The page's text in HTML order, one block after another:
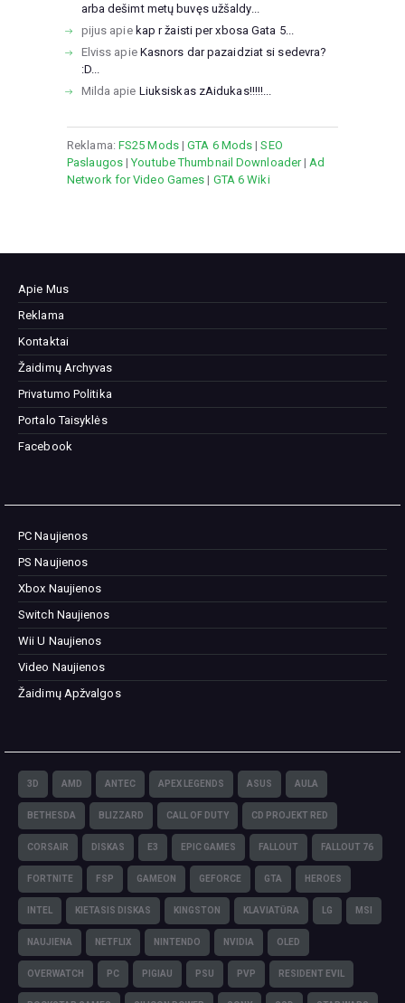
arba dešimt metų buvęs užšaldy...
pijus apie kap r žaisti per xbosa Gata 5...
Elviss apie Kasnors dar pazaidziat si sedevra?
:D...
Milda apie Liuksiskas zAidukas!!!!!...
Reklama: FS25 Mods|GTA 6 Mods |SEO
Paslaugos|Youtube Thumbnail Downloader|Ad
Network for Video Games | GTA 6 Wiki
Apie Mus
Reklama
Kontaktai
Žaidimų Archyvas
Privatumo Politika
Portalo Taisyklės
Facebook
PC Naujienos
PS Naujienos
Xbox Naujienos
Switch Naujienos
Wii U Naujienos
Video Naujienos
Žaidimų Apžvalgos
3D AMD ANTEC APEX LEGENDS ASUS AULA
BETHESDA BLIZZARD CALL OF DUTY CD PROJEKT RED
CORSAIR DISKAS E3 EPIC GAMES FALLOUT FALLOUT 76
FORTNITE FSP GAMEON GEFORCE GTA HEROES
INTEL KIETASIS DISKAS KINGSTON KLAVIATŪRA LG MSI
NAUJIENA NETFLIX NINTENDO NVIDIA OLED
OVERWATCH PC PIGIAU PSU PVP RESIDENT EVIL